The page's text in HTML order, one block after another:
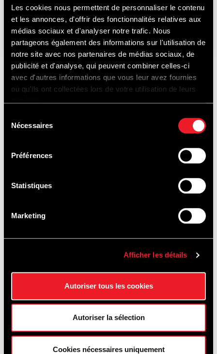
Les cookies nous permettent de personnaliser le contenu
et les annonces, d'offrir des fonctionnalités relatives aux
médias sociaux et d'analyser notre trafic. Nous
partageons également des informations sur l'utilisation de
notre site avec nos partenaires de médias sociaux, de
publicité et d'analyse, qui peuvent combiner celles-ci
avec d'autres informations que vous leur avez fournies
ou qu'ils ont collectées lors de votre utilisation de leurs
Nécessaires
Préférences
Statistiques
Marketing
Afficher les détails
Autoriser tous les cookies
Autoriser la sélection
Cookies nécessaires uniquement
21-22-23 AUGUSTUS
2026
ONTDEK
PISTEDOPEN